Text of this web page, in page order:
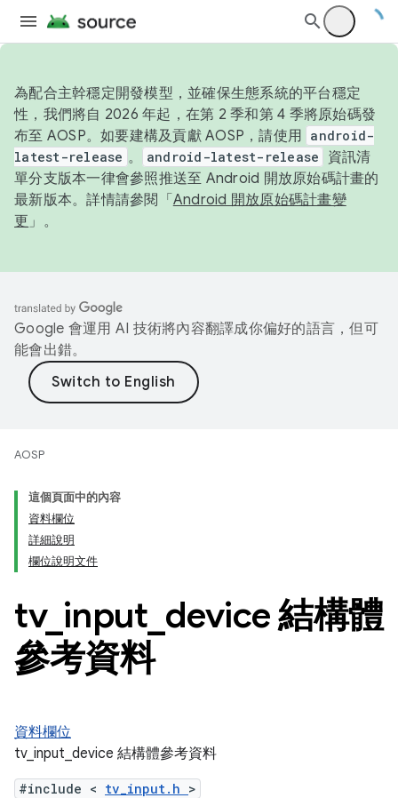
為配合主幹穩定開發模型，並確保生態系統的平台穩定
性，我們將自 2026 年起，在第 2 季和第 4 季將原始碼發
布至 AOSP。如要建構及貢獻 AOSP，請使用 android-
latest-release 。 android-latest-release
資訊清
單分支版本一律會參照推送至 Android 開放原始碼計畫的
最新版本。詳情請參閱「 Android 開放原始碼計畫變
更 」。
Google 會運用 AI 技術將內容翻譯成你偏好的語言，但可
能會出錯。
AOSP
這個頁面中的內容
資料欄位
詳細說明
欄位說明文件
tv_ input device 結構體
參考資料
資料欄位
tv_input_device 結構體參考資料
#include < tv_input.h >